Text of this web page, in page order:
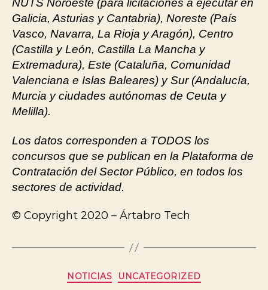
NUTS Noroeste (para licitaciones a ejecutar en
Galicia, Asturias y Cantabria), Noreste (País
Vasco, Navarra, La Rioja y Aragón), Centro
(Castilla y León, Castilla La Mancha y
Extremadura), Este (Cataluña, Comunidad
Valenciana e Islas Baleares) y Sur (Andalucía,
Murcia y ciudades autónomas de Ceuta y
Melilla).
Los datos corresponden a TODOS los
concursos que se publican en la Plataforma de
Contratación del Sector Público, en todos los
sectores de actividad.
© Copyright 2020 – Ártabro Tech
NOTICIAS UNCATEGORIZED